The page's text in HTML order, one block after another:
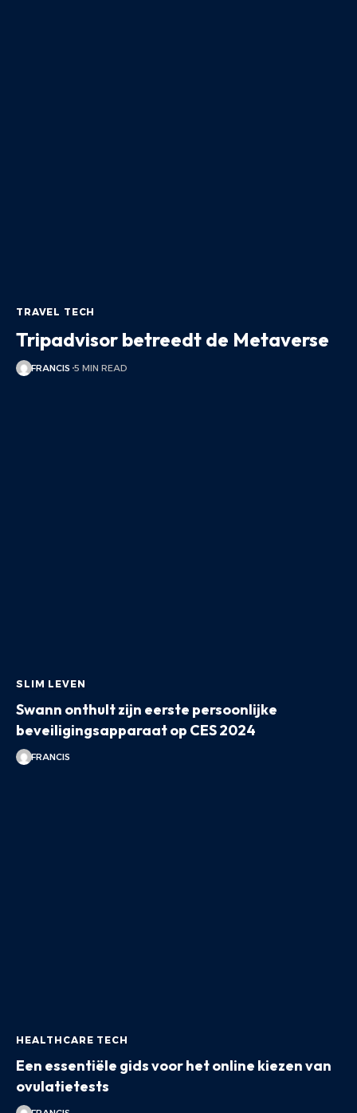
TRAVEL TECH
Tripadvisor betreedt de Metaverse
FRANCIS 5 MIN READ
SLIM LEVEN
Swann onthult zijn eerste persoonlijke
beveiligingsapparaat op CES 2024
FRANCIS
HEALTHCARE TECH
Een essentiële gids voor het online kiezen van
ovulatietests